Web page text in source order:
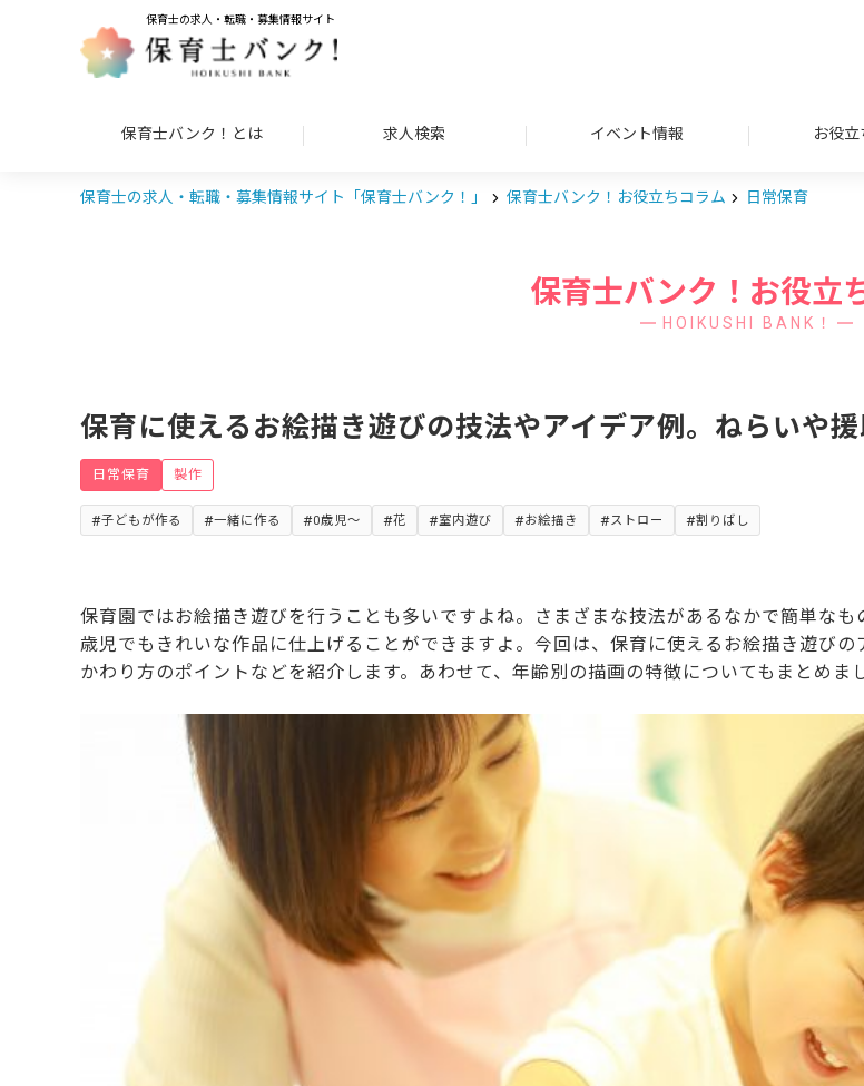
保育士の求人・転職・募集情報サイト
保育士バンク！とは 求人検索 イベント情報 お役立
保育士の求人・転職・募集情報サイト「保育士バンク！」 保育士バンク！お役立ちコラム 日常保育
保育士バンク！お役立
HOIKUSHI BANK！
保育に使えるお絵描き遊びの技法やアイデア例。ねらいや
日常保育 製作
子どもが作る 一緒に作る 0歳児～ 花 室内遊び お絵描き ストロー 割りばし
保育園ではお絵描き遊びを行うことも多いですよね。さまざまな技法があるなかで簡単な
歳児でもきれいな作品に仕上げることができますよ。今回は、保育に使えるお絵描き遊び
かわり方のポイントなどを紹介します。あわせて、年齢別の描画の特徴についてもまとめま